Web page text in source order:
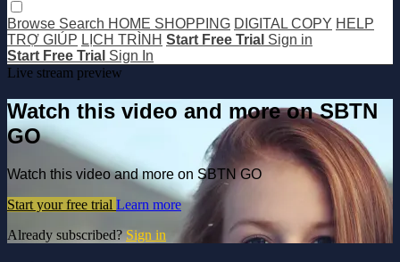
Browse Search HOME SHOPPING DIGITAL COPY HELP
TRỢ GIÚP LỊCH TRÌNH Start Free Trial Sign in
Start Free Trial Sign In
Live stream preview
Watch this video and more on SBTN
GO
Watch this video and more on SBTN GO
Start your free trial Learn more
Already subscribed? Sign in